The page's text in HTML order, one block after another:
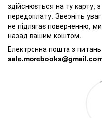
здійснюється на ту карту,
передоплату. Зверніть
не підлягає поверненню,
назад вашим коштом.
Електронна пошта з